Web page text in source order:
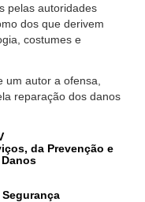
pelas autoridades
dos que derivem
costumes e
um autor a ofensa,
reparação dos danos
da Prevenção e